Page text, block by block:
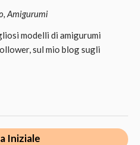
Amigurumi
modelli di amigurumi
sul mio blog sugli
Iniziale